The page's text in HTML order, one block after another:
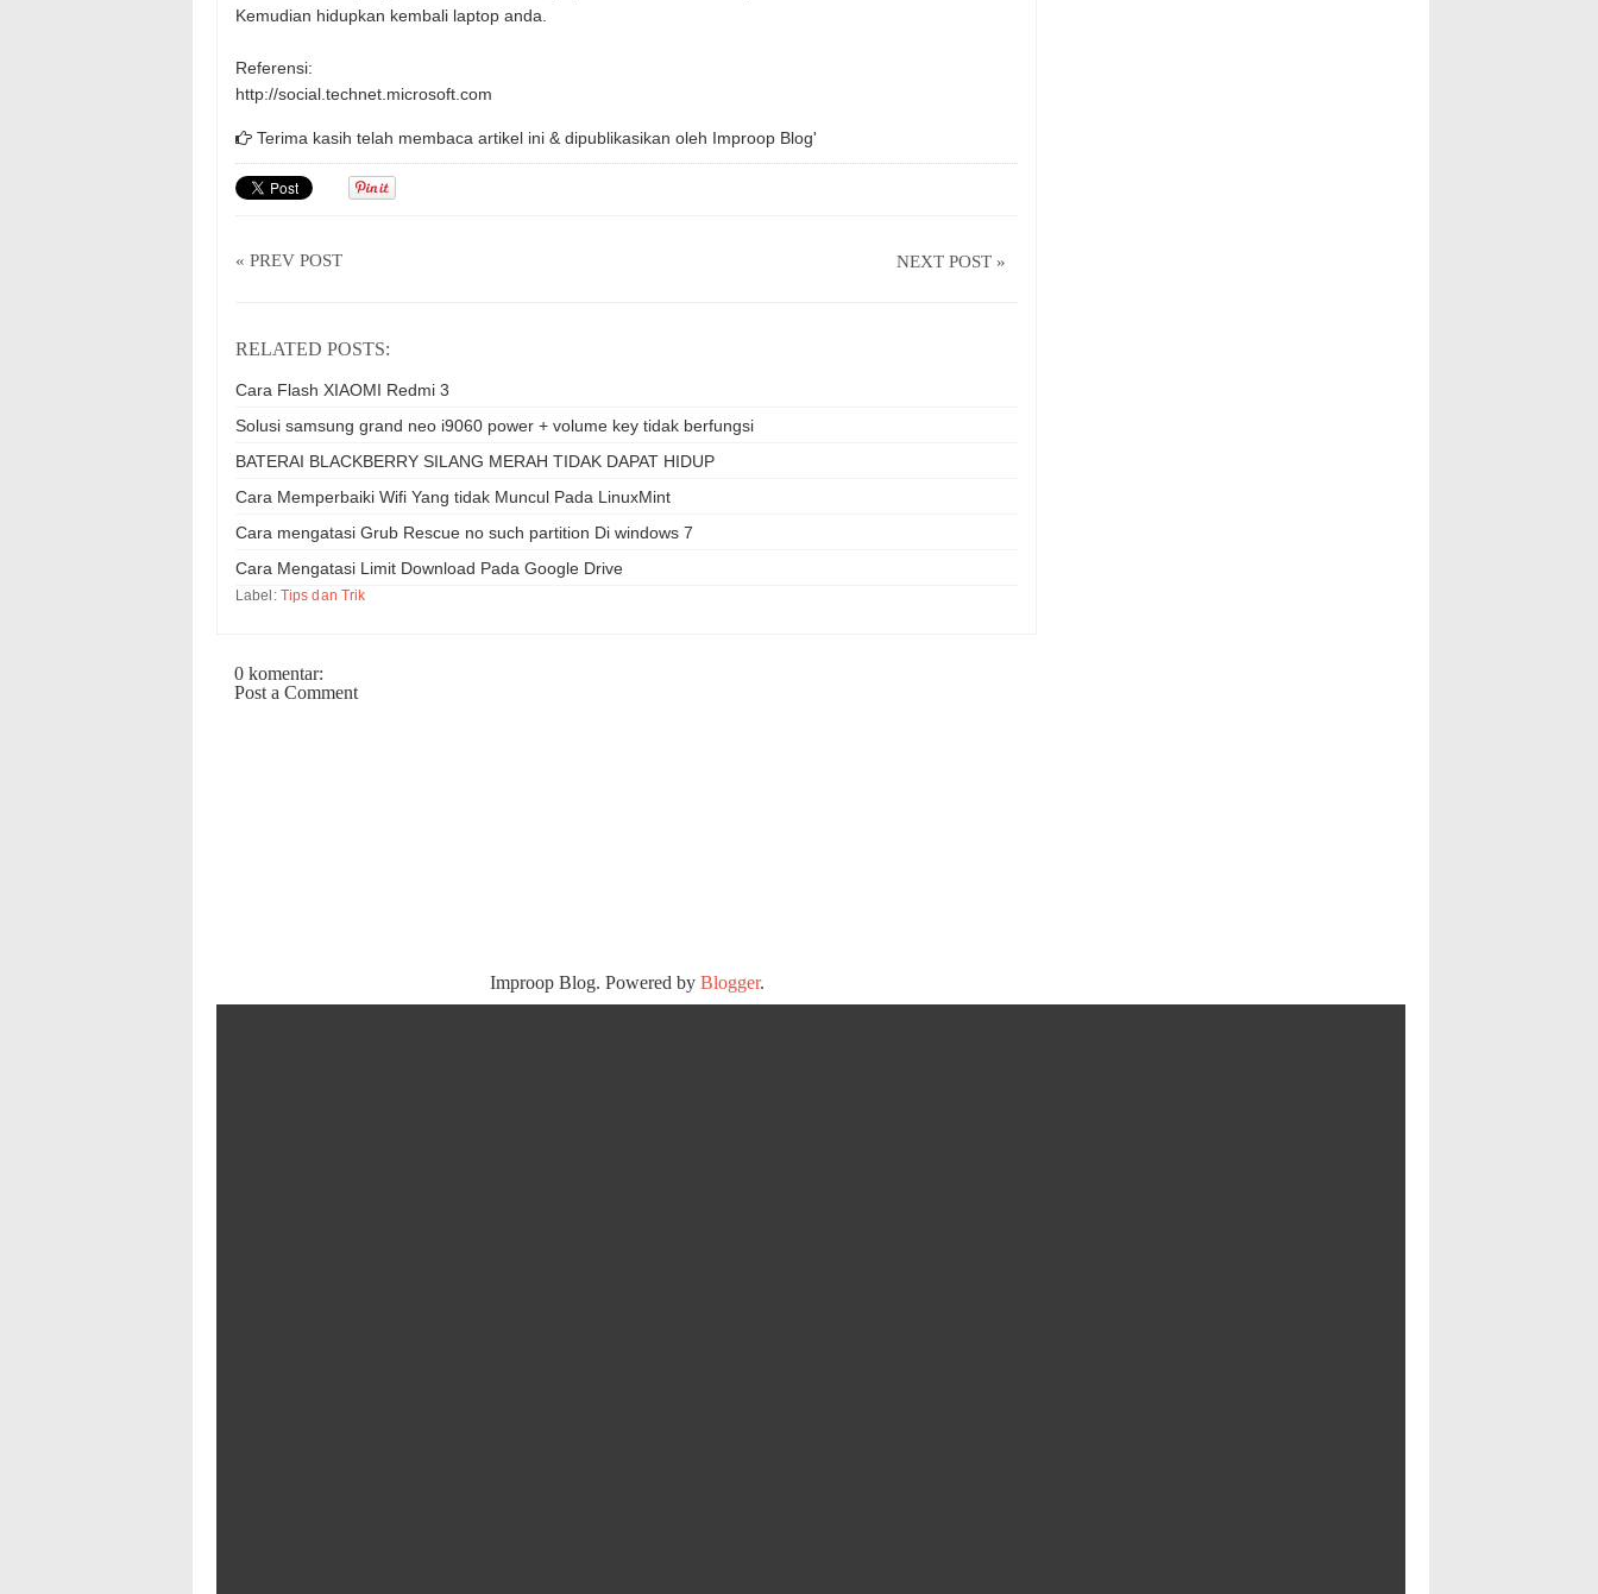
Kemudian hidupkan kembali laptop anda.
Referensi:
http://social.technet.microsoft.com
Terima kasih telah membaca artikel ini & dipublikasikan oleh Improop Blog'
« PREV POST NEXT POST »
RELATED POSTS:
Cara Flash XIAOMI Redmi 3
Solusi samsung grand neo i9060 power + volume key tidak berfungsi
BATERAI BLACKBERRY SILANG MERAH TIDAK DAPAT HIDUP
Cara Memperbaiki Wifi Yang tidak Muncul Pada LinuxMint
Cara mengatasi Grub Rescue no such partition Di windows 7
Cara Mengatasi Limit Download Pada Google Drive
Label: Tips dan Trik
0 komentar:
Post a Comment
Improop Blog. Powered by Blogger.